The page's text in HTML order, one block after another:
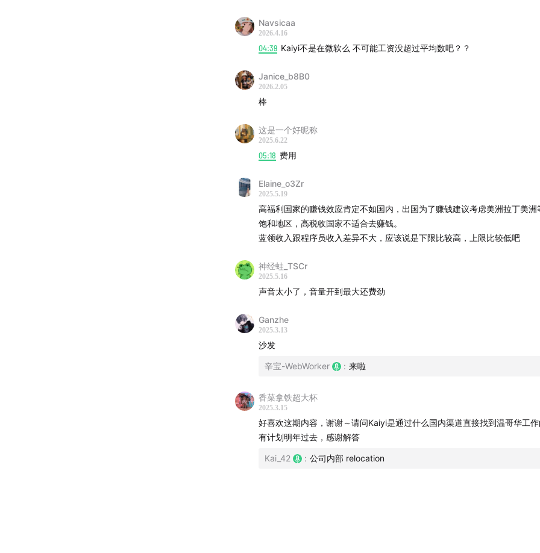
01:10 Kaiyi 的加拿大生活：采暖、时差、税收、小费、衣食住行、公共
Web Worker 怎么还没有聊 Deepseek 啊，好的，分成三点：
爆火之前、爆火之后、破圈之后对 AI 产品的感受如何？
幕后
主播：辛宝Otto、瑞丰、Smart、Kaiyi、小白菜
监制：辛宝Otto
Navsicaa
2026.4.16
04:39 Kaiyi不是在微软么 不可能工资没超过平均数吧？？
Janice_b8B0
2026.2.05
棒
这是一个好昵称
2025.6.22
05:18 费用
Elaine_o3Zr
2025.5.19
高福利国家的赚钱效应肯定不如国内，出国为了赚钱建议考虑美洲拉丁美洲
饱和地区，高税收国家不适合去赚钱。
蓝领收入跟程序员收入差异不大，应该说是下限比较高，上限比较低吧
神经蛙_TSCr
2025.5.16
声音太小了，音量开到最大还费劲
Ganzhe
2025.3.13
沙发
辛宝-WebWorker : 来啦
香菜拿铁超大杯
2025.3.15
好喜欢这期内容，谢谢～请问Kaiyi是通过什么国内渠道直接找到温哥华工
有计划明年过去，感谢解答
Kai_42 : 公司内部 relocation